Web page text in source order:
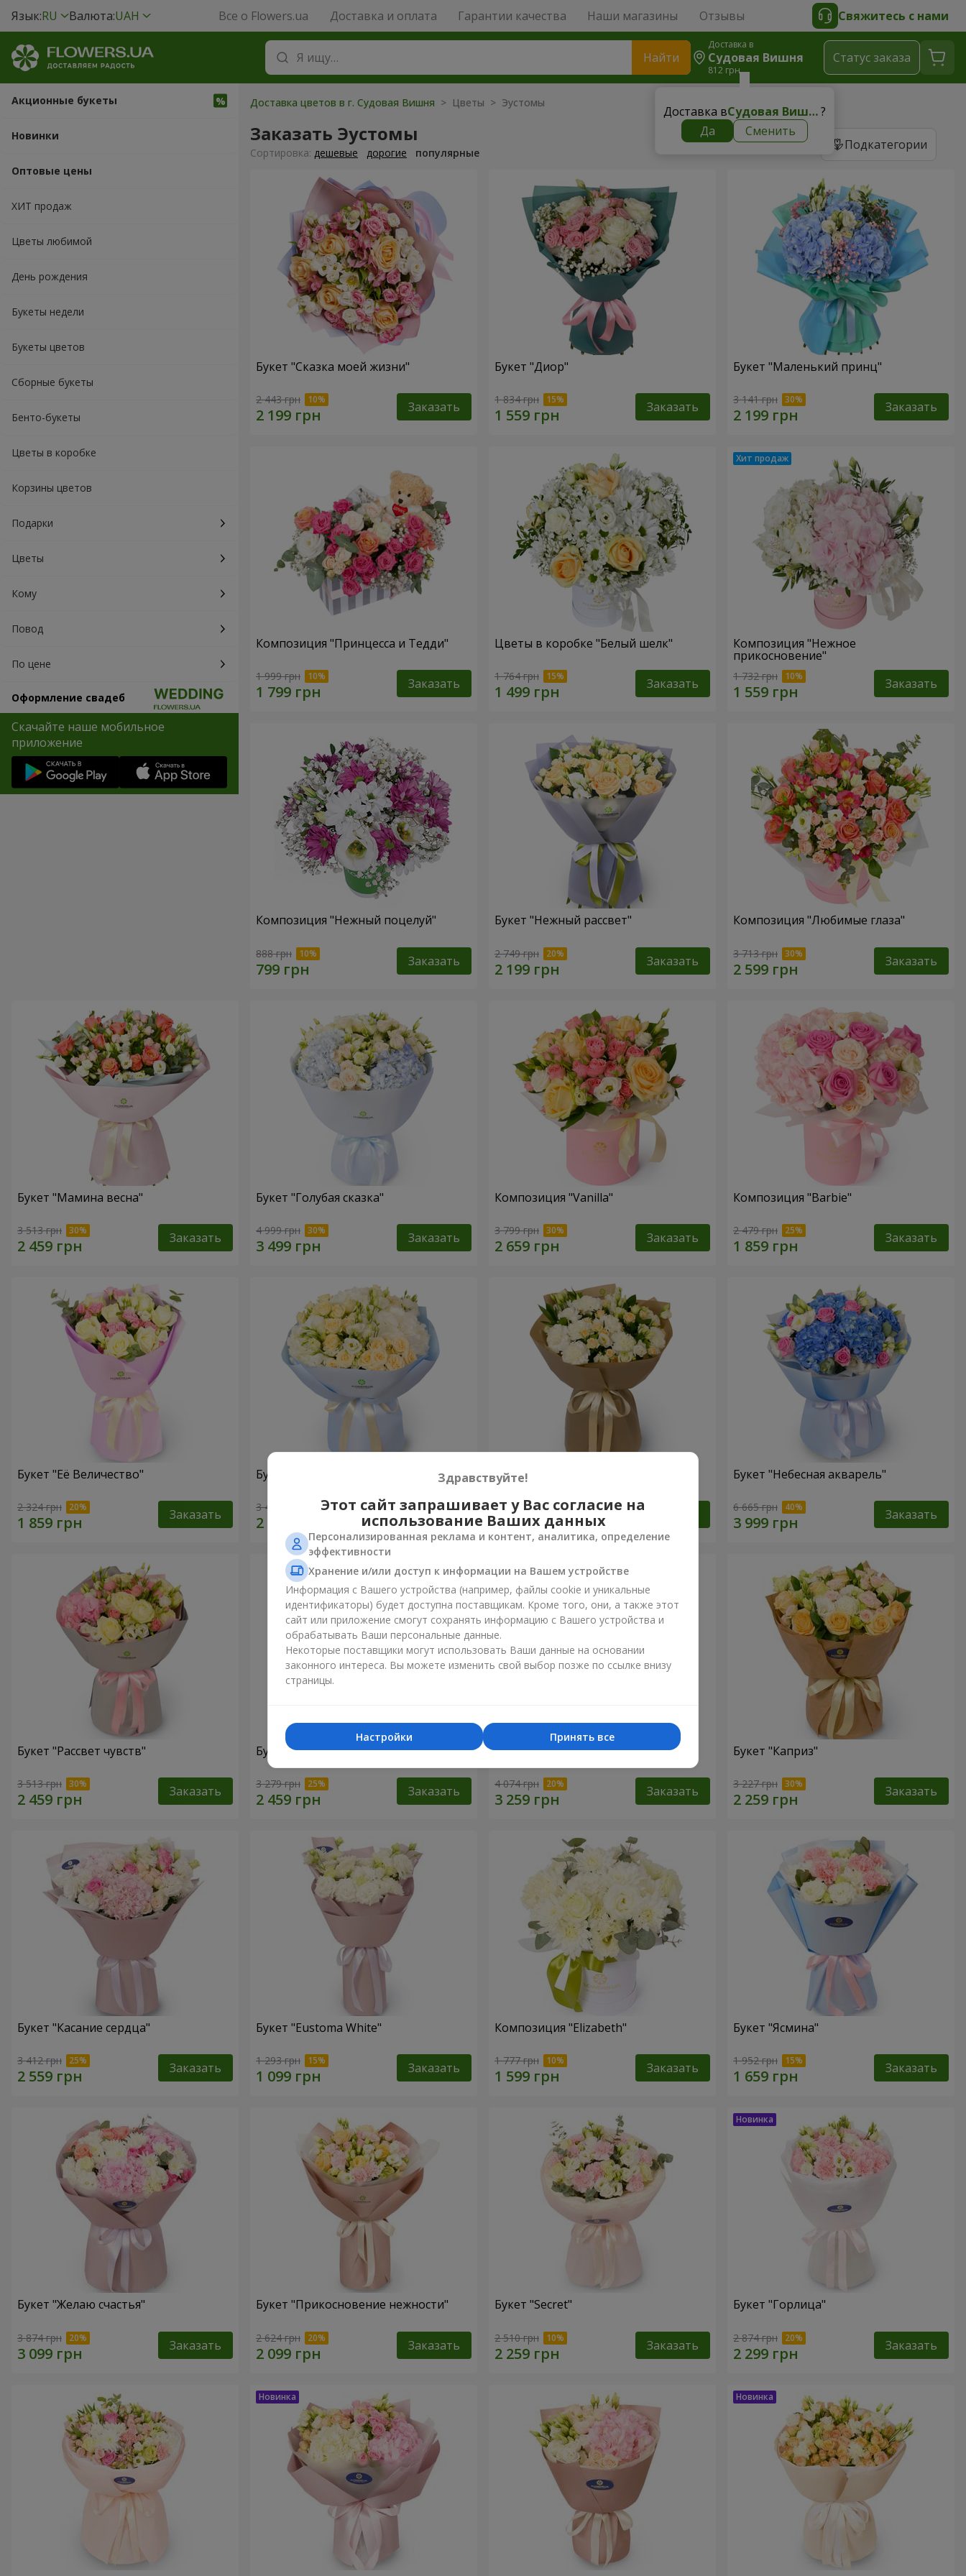
Язык:RU Валюта:UAH Все о Flowers.ua Доставка и оплата Гарантии качества Наши магазины Отзывы Свяжитесь с нами
Найти
Доставка в
Судовая Вишня
812 грн
Доставка в Судовая Вишня?
Да
Сменить
Cтатус заказа
Акционные букеты
Новинки
Оптовые цены
ХИТ продаж
Цветы любимой
День рождения
Букеты недели
Букеты цветов
Сборные букеты
Бенто-букеты
Цветы в коробке
Корзины цветов
Подарки
Цветы
Кому
Повод
По цене
Оформление свадеб
Скачайте наше мобильное
приложение
Доставка цветов в г. Судовая Вишня > Цветы > Эустомы
Заказать Эустомы Подкатегории
Cортировка: дешевые дорогие популярные
Букет "Сказка моей жизни"
2 443 грн Заказать
Букет "Диор"
1 834 грн Заказать
Букет "Маленький принц"
3 141 грн Заказать
Композиция "Принцесса и Тедди"
1 999 грн Заказать
Цветы в коробке "Белый шелк"
1 764 грн Заказать
Композиция "Нежное
прикосновение"
1 732 грн Заказать
Композиция "Нежный поцелуй"
888 грн Заказать
Букет "Нежный рассвет"
2 749 грн Заказать
Композиция "Любимые глаза"
3 713 грн Заказать
Букет "Мамина весна"
3 513 грн Заказать
Букет "Голубая сказка"
4 999 грн Заказать
Композиция "Vanilla"
3 799 грн Заказать
Композиция "Barbie"
2 479 грн Заказать
Букет "Её Величество"
2 324 грн Заказать
Букет "Ариана"
3 481 грн Заказать
Букет "Веяна"
2 856 грн
Букет "Небесная акварель"
6 665 грн Заказать
Букет "Рассвет чувств"
3 513 грн Заказать
Букет "Cаvalli"
3 279 грн Заказать
Букет "Magic Rose"
4 074 грн Заказать
Букет "Каприз"
3 227 грн Заказать
Букет "Касание сердца"
3 412 грн Заказать
Букет "Eustoma White"
1 293 грн Заказать
Композиция "Elizabeth"
1 777 грн Заказать
Букет "Ясмина"
1 952 грн Заказать
Букет "Желаю счастья"
3 874 грн Заказать
Букет "Прикосновение нежности"
2 624 грн Заказать
Букет "Secret"
2 510 грн Заказать
Букет "Горлица"
2 874 грн Заказать
Здравствуйте!
Этот сайт запрашивает у Вас согласие на
использование Ваших данных
Персонализированная реклама и контент, аналитика, определение
эффективности
Хранение и/или доступ к информации на Вашем устройстве
Информация с Вашего устройства (например, файлы cookie и уникальные
идентификаторы) будет доступна поставщикам. Кроме того, они, а также этот
сайт или приложение смогут сохранять информацию с Вашего устройства и
обрабатывать Ваши персональные данные.
Некоторые поставщики могут использовать Ваши данные на основании
законного интереса. Вы можете изменить свой выбор позже по ссылке внизу
страницы.
Принять все
Настройки